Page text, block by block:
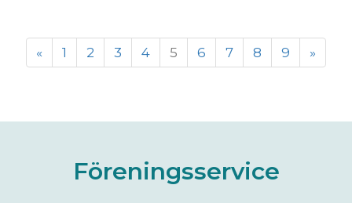
« 1 2 3 4 5 6 7 8 9 »
Föreningsservice